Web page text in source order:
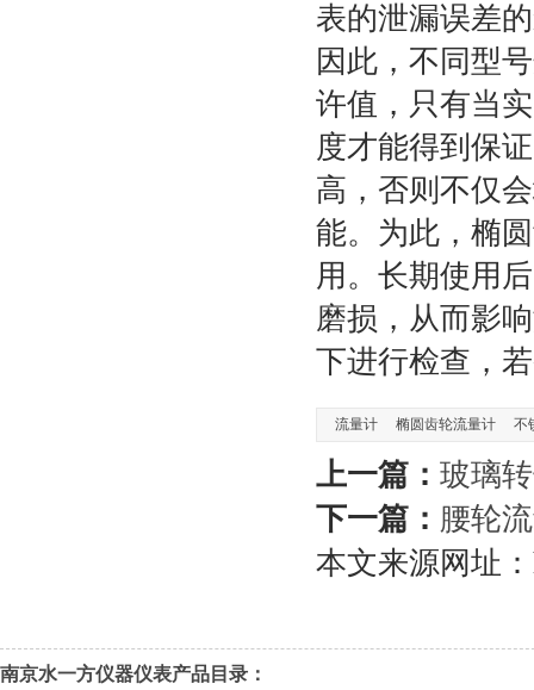
表的泄漏误差
因此，不同型
许值，只有当
度才能得到保
高，否则不仅
能。为此，椭
用。长期使用
磨损，从而影
下进行检查，
流量计 椭圆齿轮流量计 不
上一篇： 玻璃
下一篇： 腰轮
本文来源网址：
南京水一方仪器仪表产品目录：